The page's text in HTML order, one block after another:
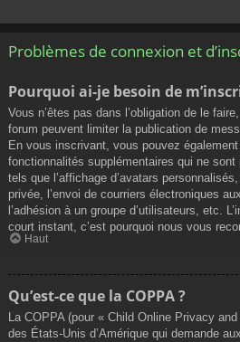
Problèmes de connexion et
Pourquoi ai-je besoin de
Vous n’êtes pas dans l’obligation de le
forum peuvent limiter la publication de
En vous inscrivant, vous pouvez
fonctionnalités supplémentaires qui ne sont
tels que l’affichage d’avatars
privée, l’envoi de courriers électroniques
l’adhésion à un groupe d’utilisateurs, etc.
court instant, c’est pourquoi nous vous
Haut
Qu’est-ce que la COPPA ?
La COPPA (pour « Child Online Privacy
des États-Unis d’Amérique qui demande